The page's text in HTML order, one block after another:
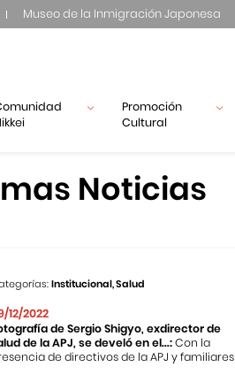
Museo de la Inmigración Japonesa
Promoción
Cultural
Noticias
Institucional, Salud
12/2022
de Sergio Shigyo, exdirector de
de la APJ, se develó en el...:Con la
de directivos de la APJ y familiares